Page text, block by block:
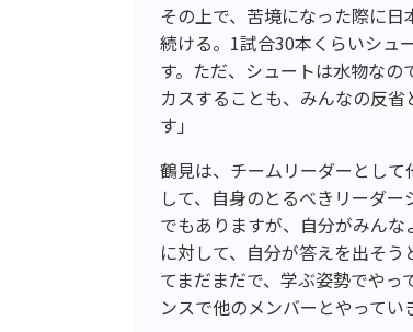
その上で、苦境になった際に
続ける。1試合30本くらいシュ
す。ただ、シュートは水物な
カスすることも、みんなの反
す」
鶴見は、チームリーダーとし
して、自身のとるべきリーダ
でもありますが、自分がみん
に対して、自分が答えを出そ
てまだまだで、学ぶ姿勢でや
ンスで他のメンバーとやってい